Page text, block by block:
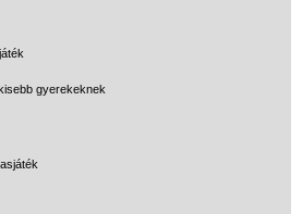
gyerekeknek